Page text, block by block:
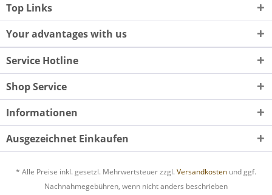
Top Links
Your advantages with us
Service Hotline
Shop Service
Informationen
Ausgezeichnet Einkaufen
* Alle Preise inkl. gesetzl. Mehrwertsteuer zzgl. Versandkosten und ggf.
Nachnahmegebühren, wenn nicht anders beschrieben